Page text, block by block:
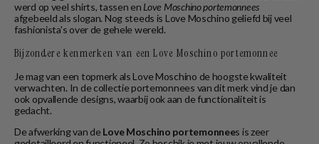
werd op veel shirts, tassen enLove Moschino portemonnees
afgebeeld als slogan. Nog steeds is Love Moschino geliefd bij veel
fashionista's over de gehele wereld.
Bijzondere kenmerken van een Love Moschino portemonnee
Je mag van een topmerk als Love Moschino de hoogste kwaliteit
verwachten. In de collectie portemonnees van dit merk vind je dan
ook opvallende designs, waarbij ook aan de functionaliteit is
gedacht.
De afwerking van de Love Moschino portemonnees is zeer